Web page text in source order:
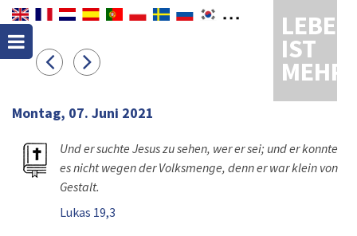
LEBEN
IST
MEHR
Montag, 07. Juni 2021
Und er suchte Jesus zu sehen, wer er sei; und er konnte
es nicht wegen der Volksmenge, denn er war klein von
Gestalt.
Lukas 19,3